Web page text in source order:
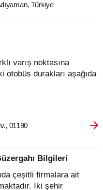
Türkiye
otobüs durakları aşağıda
01190
Bilgileri
çeşitli firmalara ait
İki şehir